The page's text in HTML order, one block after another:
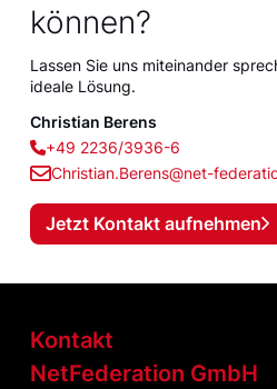
können?
Lassen Sie uns miteinander
ideale Lösung.
Christian Berens
+49 2236/3936-6
Christian.Berens@net-
Jetzt Kontakt aufnehmen
Kontakt
NetFederation GmbH